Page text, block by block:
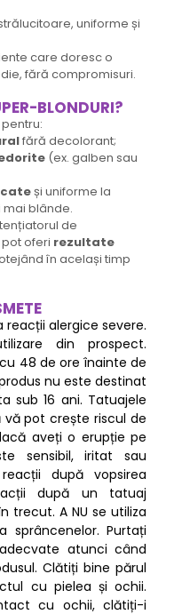
uniforme și
care doresc o
fără compromisuri.
BLONDURI?
fără decolorant;
(ex. galben sau
și uniforme la
blânde.
de
pot oferi rezultate
în același timp
alergice severe.
din prospect.
48 de ore înainte de
nu este destinat
sub 16 ani. Tatuajele
pot crește riscul de
aveți o erupție pe
sensibil, iritat sau
după vopsirea
după un tatuaj
trecut. A NU se utiliza
sprâncenelor. Purtați
atunci când
Clătiți bine părul
cu pielea și ochii.
cu ochii, clătiți-i